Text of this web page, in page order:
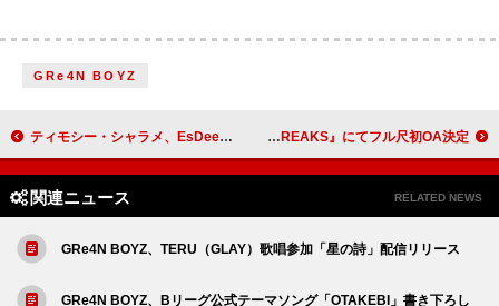
GRe4N BOYZ
ティモシー・シャラメ、EsDeeKid「4 Raws」リミックス参加 同一人物の噂を一掃 Bialystocks、新曲「言伝」を2026年1月配信リリース＆FM802『MUSIC FREAKS』にてフル尺初OA決定
関連ニュース RELATED NEWS
GRe4N BOYZ、TERU（GLAY）歌唱参加「星の詩」配信リリース
GRe4N BOYZ、Bリーグ公式テーマソング「OTAKEBI」書き下ろし